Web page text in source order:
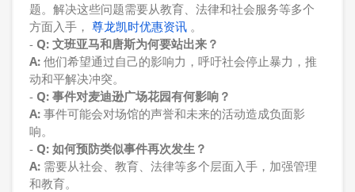
题。解决这些问题需要从教育、法律和社会服务等多个
方面入手， 尊龙凯时优惠资讯 。
- Q: 文班亚马和唐斯为何要站出来？
A: 他们希望通过自己的影响力，呼吁社会停止暴力，推
动和平解决冲突。
- Q: 事件对麦迪逊广场花园有何影响？
A: 事件可能会对场馆的声誉和未来的活动造成负面影
响。
- Q: 如何预防类似事件再次发生？
A: 需要从社会、教育、法律等多个层面入手，加强管理
和教育。